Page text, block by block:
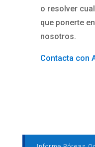
o resolver
que ponerte
nosotros.
Contacta con